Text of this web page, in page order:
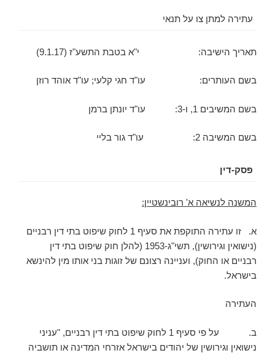
עתירה למתן צו על תנאי
תאריך הישיבה: י"א בטבת התשע"ז (9.1.17)
בשם העותרים: עו"ד חגי קלעי; עו"ד אוהד רוזן
בשם המשיבים 1, ו-3: עו"ד יונתן ברמן
בשם המשיבה 2: עו"ד גור בליי
פסק-דין
המשנה לנשיאה א' רובינשטיין:
א. זו עתירה התוקפת את סעיף 1 לחוק שיפוט בתי דין רבניים
(נישואין וגירושין), תשי"ג-1953 (להלן חוק שיפוט בתי דין
רבניים או החוק), ועניינה רצונם של זוגות בני אותו מין להינשא
בישראל.
העתירה
ב. על פי סעיף 1 לחוק שיפוט בתי דין רבניים, "עניני
נישואין וגירושין של יהודים בישראל אזרחי המדינה או תושביה